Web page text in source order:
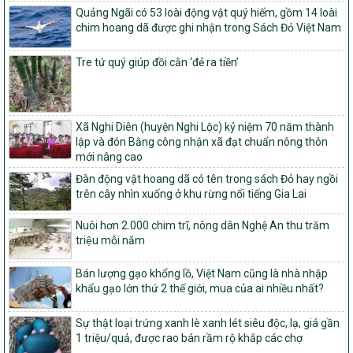
1451/QĐ-UBND
Phê duyệt danh sách các xã thuộc nhóm 1, nhóm 2, nhóm 3
trong xây dựng nông thôn mới giai đoạn 2026-2030 trên địa bàn
tỉnh Nghệ An
103/PTNT-NTM
Về việc đăng ký thực hiện Dự án liên kết theo chuỗi giá trị thuộc
Dự án 2 – Chương trình Mục tiêu quốc gia Giảm nghèo bền vững
giai đoạn 2021-2025 được kéo dài sang năm 2026
827/QĐ-BNNMT
Quyết định Ban hành Kế hoạch triển khai thực hiện Chương trình
mục tiêu quốc gia xây dựng nông thôn mới, giảm nghèo bền
vững và phát triển kinh tế – xã hội vùng đồng bào dân tộc thiểu
số và miền núi giai đoạn 2026-2035, giai đoạn I: Từ năm 2026
đến năm 2030
14/2026/TT-BNNMT
Hướng dẫn thực hiện một số nội dung tiêu chí, điều kiện thuộc Bộ
tiêu chí quốc gia về nông thôn mới giai đoạn 2026 – 2030 thuộc
phạm vi quản lý nhà nước của Bộ Nông nghiệp và Môi trường
417/QĐ-BNNMT
Phê duyệt Chương trình mục tiêu quốc gia xây dựng nông thôn
Quảng Ngãi có 53 loài động vật quý hiếm, gồm 14 loài
chim hoang dã được ghi nhận trong Sách Đỏ Việt Nam
Tre tứ quý giúp đồi cằn ‘đẻ ra tiền’
Xã Nghi Diên (huyện Nghi Lộc) kỷ niệm 70 năm thành
lập và đón Bằng công nhận xã đạt chuẩn nông thôn
mới nâng cao
Đàn động vật hoang dã có tên trong sách Đỏ hay ngồi
trên cây nhìn xuống ở khu rừng nổi tiếng Gia Lai
Nuôi hơn 2.000 chim trĩ, nông dân Nghệ An thu trăm
triệu mỗi năm
Bán lượng gạo khổng lồ, Việt Nam cũng là nhà nhập
khẩu gạo lớn thứ 2 thế giới, mua của ai nhiều nhất?
Sự thật loại trứng xanh lè xanh lét siêu độc, lạ, giá gần
1 triệu/quả, được rao bán rầm rộ khắp các chợ